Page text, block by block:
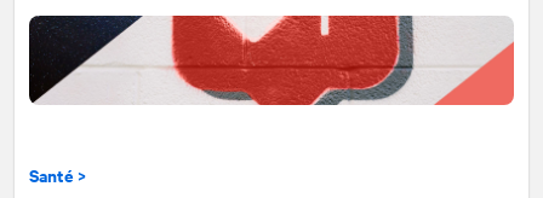
Santé >